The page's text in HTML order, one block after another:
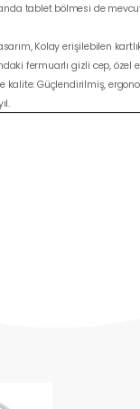
tablet bölmesi de
tasarım, Kolay erişilebilen
fermuarlı gizli cep, özel
kalite: Güçlendirilmiş,